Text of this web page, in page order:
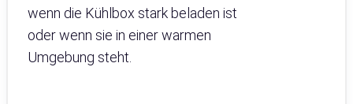
wenn die Kühlbox stark beladen ist
oder wenn sie in einer warmen
Umgebung steht.